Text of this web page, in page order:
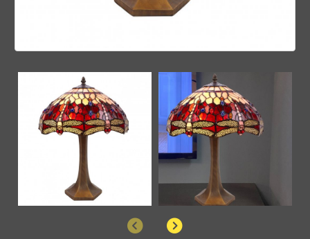
AnteriorSiguiente